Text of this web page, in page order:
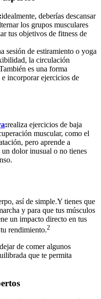
idealmente, deberías descansar
los grupos musculares
tus objetivos de fitness de
sesión de estiramiento o yoga
la circulación
es una forma
e incorporar ejercicios de
:realiza ejercicios de baja
muscular, como el
pero aprende a
un dolor inusual o no tienes
así de simple.Y tienes que
y para que tus músculos
un impacto directo en tus
rendimiento.2
de comer algunos
que te permita